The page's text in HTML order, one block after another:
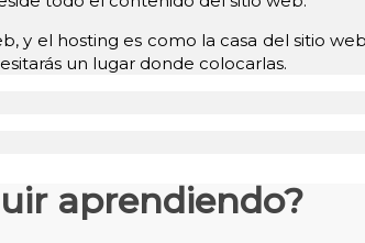
y el hosting es como la casa del sitio
un lugar donde colocarlas.
aprendiendo?